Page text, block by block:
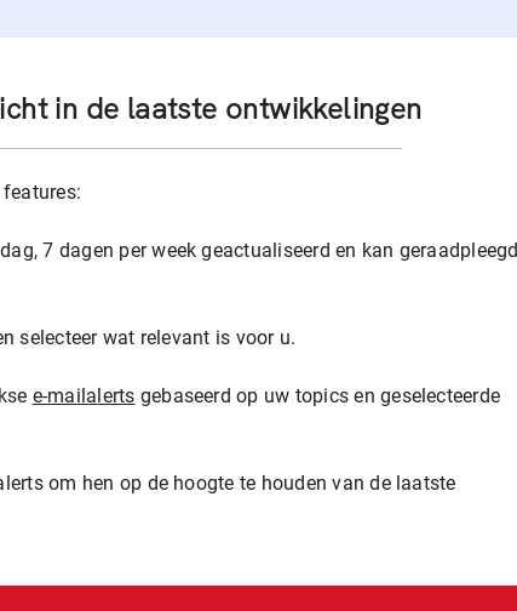
in de laatste ontwikkelingen
7 dagen per week geactualiseerd en kan geraadpleegd
selecteer wat relevant is voor u.
e-mailalerts gebaseerd op uw topics en geselecteerde
om hen op de hoogte te houden van de laatste